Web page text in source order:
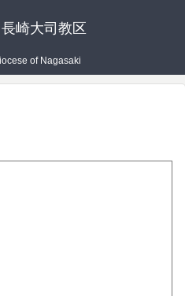
崎大司教区
of Nagasaki